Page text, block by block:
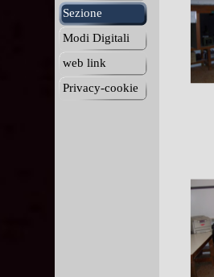
Sezione
Modi Digitali
web link
Privacy-cookie